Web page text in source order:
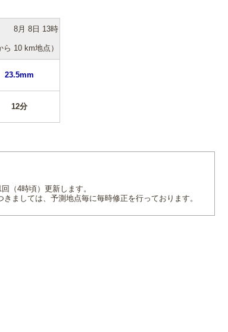
8月 8日 13時
ら 10 km地点）
23.5mm
12分
（4時頃）更新します。
ましては、予測地点毎に毎時修正を行っております。